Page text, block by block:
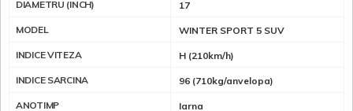
DIAMETRU (INCH) 17
MODEL WINTER SPORT 5 SUV
INDICE VITEZA H (210km/h)
INDICE SARCINA 96 (710kg/anvelopa)
ANOTIMP Iarna